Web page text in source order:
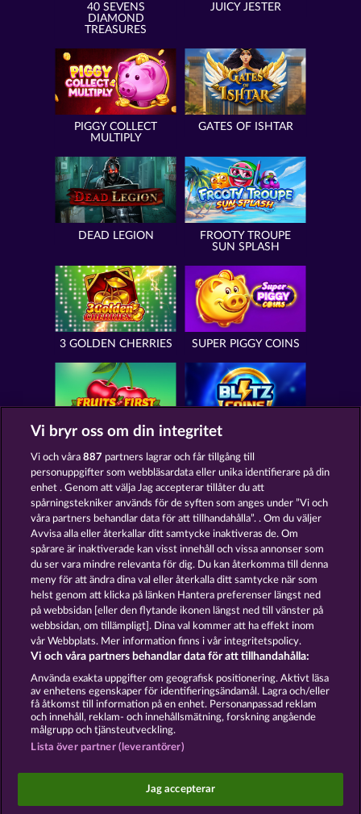
40 SEVENS
DIAMOND
TREASURES
JUICY JESTER
PIGGY COLLECT
MULTIPLY
GATES OF ISHTAR
DEAD LEGION
FROOTY TROUPE
SUN SPLASH
3 GOLDEN CHERRIES SUPER PIGGY COINS
DIAMOND
TREASURES
PIGGY KINGS
Användarvillkor Sekretesspolicy Avtryck
Om Företaget FAQ
Skicka in en begäran om att ångra köpet
Sociala casinospel är endast avsedda för
underhållningsändamål och har absolut inget
Vi bryr oss om din integritet
Vi och våra887 partners lagrar och får tillgång till
personuppgifter som webbläsardata eller unika identifierare på din
enhet . Genom att välja Jag accepterar tillåter du att
spårningstekniker används för de syften som anges under ”Vi och
våra partners behandlar data för att tillhandahålla”. . Om du väljer
Avvisa alla eller återkallar ditt samtycke inaktiveras de. Om
spårare är inaktiverade kan visst innehåll och vissa annonser som
du ser vara mindre relevanta för dig. Du kan återkomma till denna
meny för att ändra dina val eller återkalla ditt samtycke när som
helst genom att klicka på länken Hantera preferenser längst ned
på webbsidan [eller den flytande ikonen längst ned till vänster på
webbsidan, om tillämpligt]. Dina val kommer att ha effekt inom
vår Webbplats. Mer information finns i vår integritetspolicy.
Vi och våra partners behandlar data för att tillhandahålla:
Använda exakta uppgifter om geografisk positionering. Aktivt läsa
av enhetens egenskaper för identifieringsändamål. Lagra och/eller
få åtkomst till information på en enhet. Personanpassad reklam
och innehåll, reklam- och innehållsmätning, forskning angående
målgrupp och tjänsteutveckling.
Lista över partner (leverantörer)
Jag accepterar